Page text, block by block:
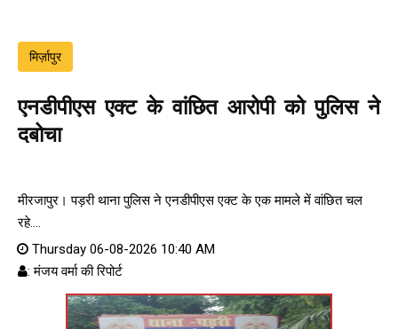
मिर्ज़ापुर
एनडीपीएस एक्ट के वांछित आरोपी को पुलिस ने
दबोचा
मीरजापुर। पड़री थाना पुलिस ने एनडीपीएस एक्ट के एक मामले में वांछित चल
रहे....
Thursday 06-08-2026 10:40 AM
: मंजय वर्मा की रिपोर्ट